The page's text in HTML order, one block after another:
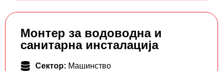
Монтер за водоводна и
санитарна инсталација
Сектор: Машинство